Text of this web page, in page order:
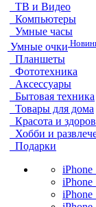
ТВ и Видео
Компьютеры
Умные часы
Умные очки
Планшеты
Фототехника
Аксессуары
Бытовая техника
Товары для дома
Красота и
Хобби и
Подарки
iPhone
iPhone
iPhone